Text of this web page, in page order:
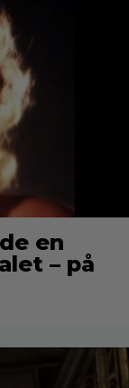
en
– på